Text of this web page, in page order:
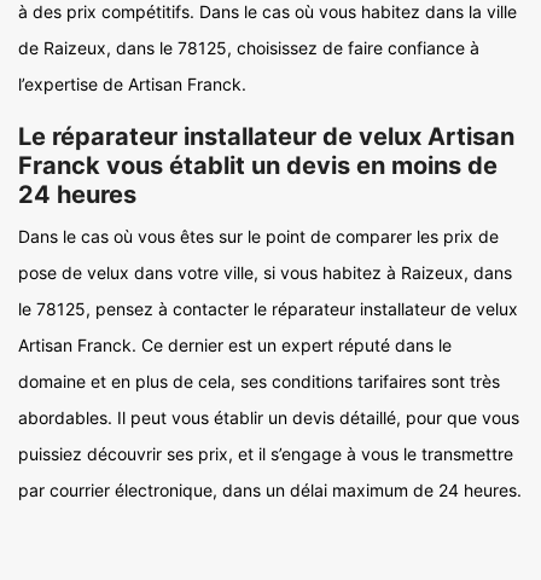
à des prix compétitifs. Dans le cas où vous habitez dans la ville
de Raizeux, dans le 78125, choisissez de faire confiance à
l’expertise de Artisan Franck.
Le réparateur installateur de velux Artisan
Franck vous établit un devis en moins de
24 heures
Dans le cas où vous êtes sur le point de comparer les prix de
pose de velux dans votre ville, si vous habitez à Raizeux, dans
le 78125, pensez à contacter le réparateur installateur de velux
Artisan Franck. Ce dernier est un expert réputé dans le
domaine et en plus de cela, ses conditions tarifaires sont très
abordables. Il peut vous établir un devis détaillé, pour que vous
puissiez découvrir ses prix, et il s’engage à vous le transmettre
par courrier électronique, dans un délai maximum de 24 heures.